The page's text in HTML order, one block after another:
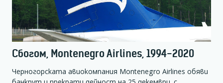
Сбогом, Montenegro Airlines, 1994-2020
Черногорската авиокомпания Montenegro Airlines обяви